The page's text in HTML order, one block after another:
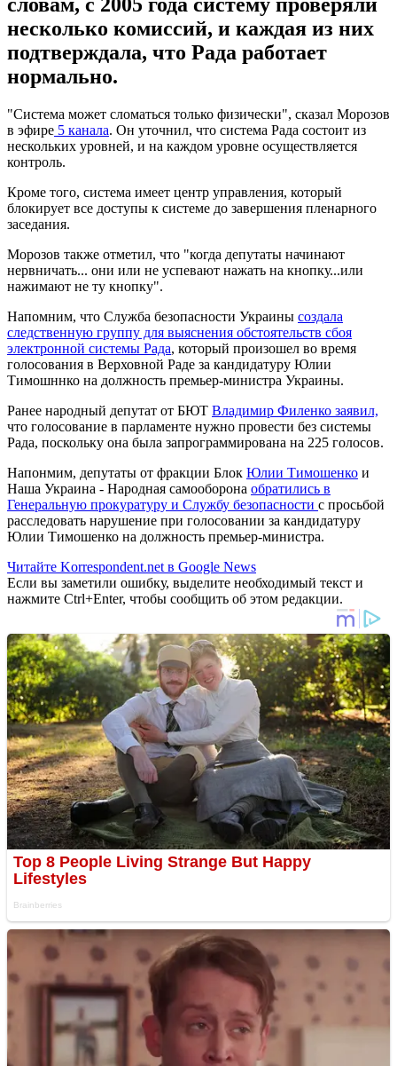
несколько комиссий, и каждая из них
подтверждала, что Рада работает
нормально.
"Система может сломаться только физически", сказал Морозов
в эфире 5 канала. Он уточнил, что система Рада состоит из
нескольких уровней, и на каждом уровне осуществляется
контроль.
Кроме того, система имеет центр управления, который
блокирует все доступы к системе до завершения пленарного
заседания.
Морозов также отметил, что "когда депутаты начинают
нервничать... они или не успевают нажать на кнопку...или
нажимают не ту кнопку".
Напомним, что Служба безопасности Украины создала
следственную группу для выяснения обстоятельств сбоя
электронной системы Рада, который произошел во время
голосования в Верховной Раде за кандидатуру Юлии
Тимошннко на должность премьер-министра Украины.
Ранее народный депутат от БЮТ Владимир Филенко заявил,
что голосование в парламенте нужно провести без системы
Рада, поскольку она была запрограммирована на 225 голосов.
Напонмим, депутаты от фракции Блок Юлии Тимошенко и
Наша Украина - Народная самооборона обратились в
Генеральную прокуратуру и Службу безопасности с просьбой
расследовать нарушение при голосовании за кандидатуру
Юлии Тимошенко на должность премьер-министра.
Читайте Korrespondent.net в Google News
Если вы заметили ошибку, выделите необходимый текст и
нажмите Ctrl+Enter, чтобы сообщить об этом редакции.